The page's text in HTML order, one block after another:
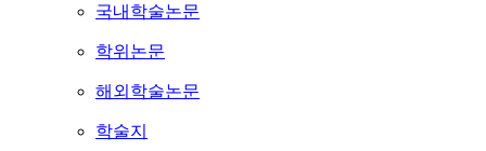
국내학술논문
학위논문
해외학술논문
학술지